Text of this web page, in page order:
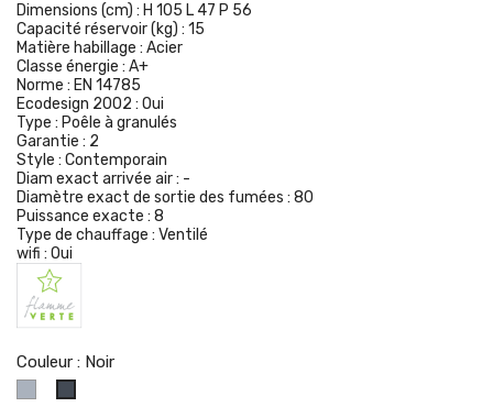
Dimensions (cm) : H 105 L 47 P 56
Capacité réservoir (kg) : 15
Matière habillage : Acier
Classe énergie : A+
Norme : EN 14785
Ecodesign 2002 : Oui
Type : Poêle à granulés
Garantie : 2
Style : Contemporain
Diam exact arrivée air : -
Diamètre exact de sortie des fumées : 80
Puissance exacte : 8
Type de chauffage : Ventilé
wifi : Oui
Couleur : Noir